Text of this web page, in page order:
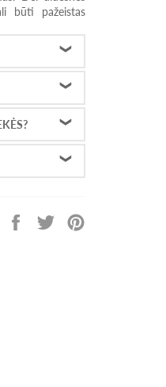
būti pažeistas
Pasidalinti
Facebook
TweetPrisekti